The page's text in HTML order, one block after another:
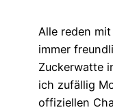
Alle reden
immer
Zuckerwatte
ich zufällig
offiziellen